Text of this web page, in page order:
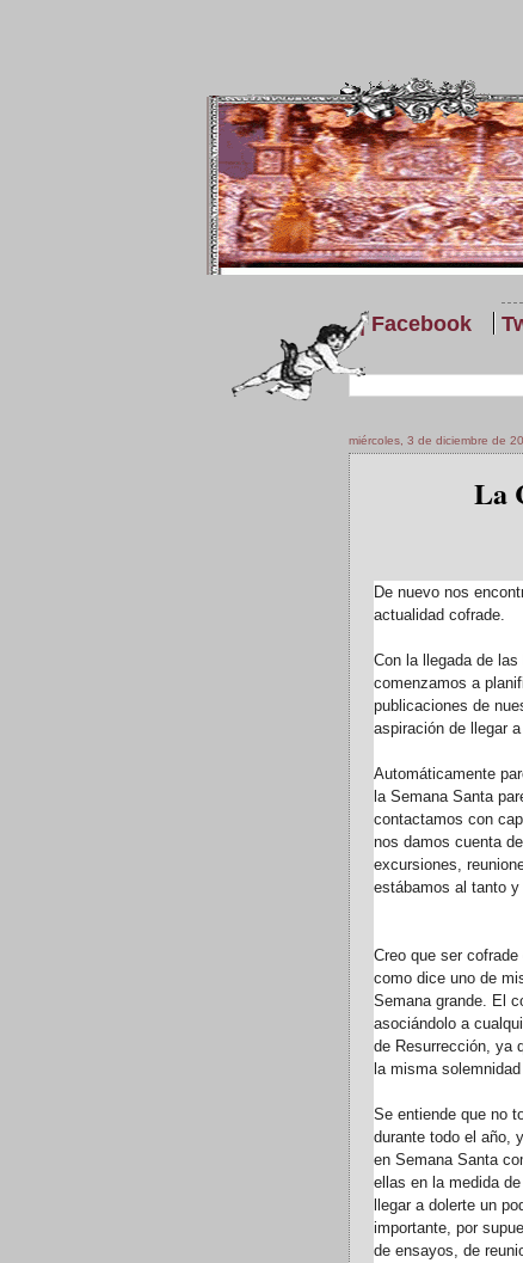
| Facebook
miércoles, 3 de diciembre de
La
De nuevo nos
actualidad cofrade.
Con la llegada de
comenzamos a
publicaciones de
aspiración de llegar
Automáticamente
la Semana Santa
contactamos con
nos damos cuenta
excursiones,
estábamos al tanto
Creo que ser
como dice uno de
Semana grande. El
asociándolo a
de Resurrección, ya
la misma
Se entiende que no
durante todo el año,
en Semana Santa
ellas en la medida
llegar a dolerte un
importante, por
de ensayos, de